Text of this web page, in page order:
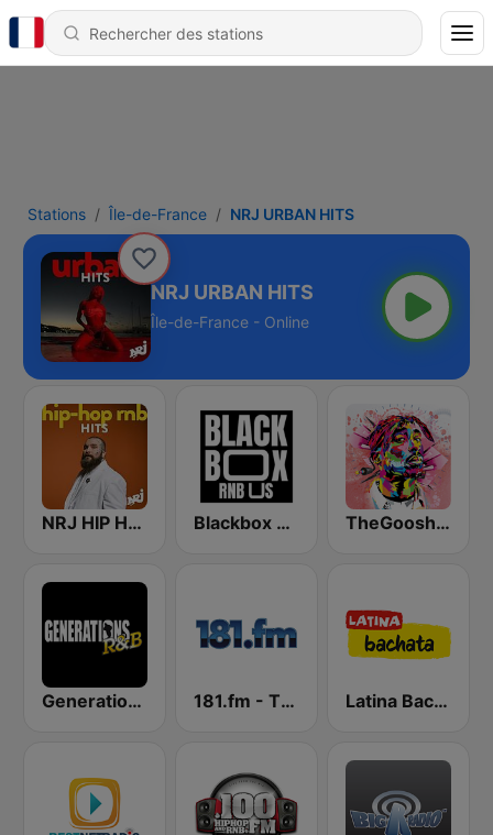
Stations Île-de-France NRJ URBAN HITS
NRJ URBAN HITS
Île-de-France - Online
NRJ HIP HOP RNB HITS Blackbox RnB US TheGoosh Radio - R&B
Generations R&B 181.fm - The Box (Urban) Latina Bachata